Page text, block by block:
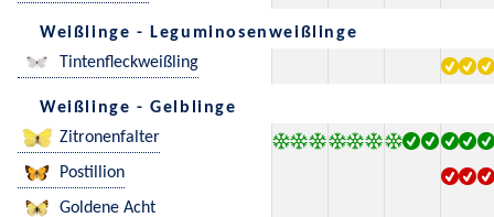
Weißlinge - Leguminosenweißlinge
Tintenfleckweißling
Weißlinge - Gelblinge
Zitronenfalter
Postillion
Goldene Acht